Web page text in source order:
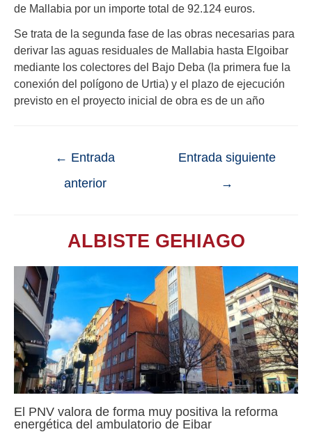
de Mallabia por un importe total de 92.124 euros.
Se trata de la segunda fase de las obras necesarias para
derivar las aguas residuales de Mallabia hasta Elgoibar
mediante los colectores del Bajo Deba (la primera fue la
conexión del polígono de Urtia) y el plazo de ejecución
previsto en el proyecto inicial de obra es de un año
← Entrada
anterior
Entrada siguiente
→
ALBISTE GEHIAGO
El PNV valora de forma muy positiva la reforma
energética del ambulatorio de Eibar